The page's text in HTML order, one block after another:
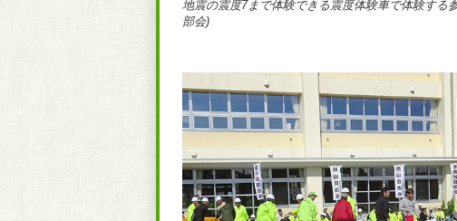
地震の震度7まで体験できる震度体験車で体験する
部会)